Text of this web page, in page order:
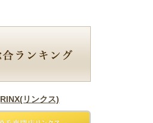
RINX(リンクス)